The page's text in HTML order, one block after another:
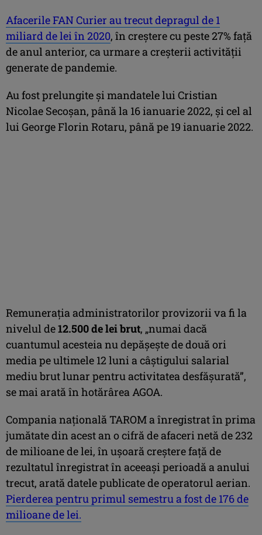
Afacerile FAN Curier au trecut depragul de 1
miliard de lei în 2020, în creștere cu peste 27% față
de anul anterior, ca urmare a creșterii activității
generate de pandemie.
Au fost prelungite și mandatele lui Cristian
Nicolae Secoșan, până la 16 ianuarie 2022, și cel al
lui George Florin Rotaru, până pe 19 ianuarie 2022.
Remunerația administratorilor provizorii va fi la
nivelul de12.500 de lei brut, „numai dacă
cuantumul acesteia nu depășește de două ori
media pe ultimele 12 luni a câștigului salarial
mediu brut lunar pentru activitatea desfășurată”,
se mai arată în hotărârea AGOA.
Compania națională TAROM a înregistrat în prima
jumătate din acest an o cifră de afaceri netă de 232
de milioane de lei, în ușoară creștere față de
rezultatul înregistrat în aceeași perioadă a anului
trecut, arată datele publicate de operatorul aerian.
Pierderea pentru primul semestru a fost de 176 de
milioane de lei.